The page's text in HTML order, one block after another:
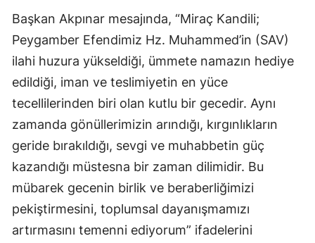
Başkan Akpınar mesajında, “Miraç Kandili;
Peygamber Efendimiz Hz. Muhammed’in (SAV)
ilahi huzura yükseldiği, ümmete namazın hediye
edildiği, iman ve teslimiyetin en yüce
tecellilerinden biri olan kutlu bir gecedir. Aynı
zamanda gönüllerimizin arındığı, kırgınlıkların
geride bırakıldığı, sevgi ve muhabbetin güç
kazandığı müstesna bir zaman dilimidir. Bu
mübarek gecenin birlik ve beraberliğimizi
pekiştirmesini, toplumsal dayanışmamızı
artırmasını temenni ediyorum” ifadelerini